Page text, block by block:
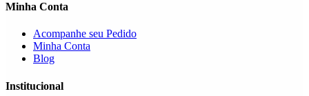
Minha Conta
Acompanhe seu Pedido
Minha Conta
Blog
Institucional